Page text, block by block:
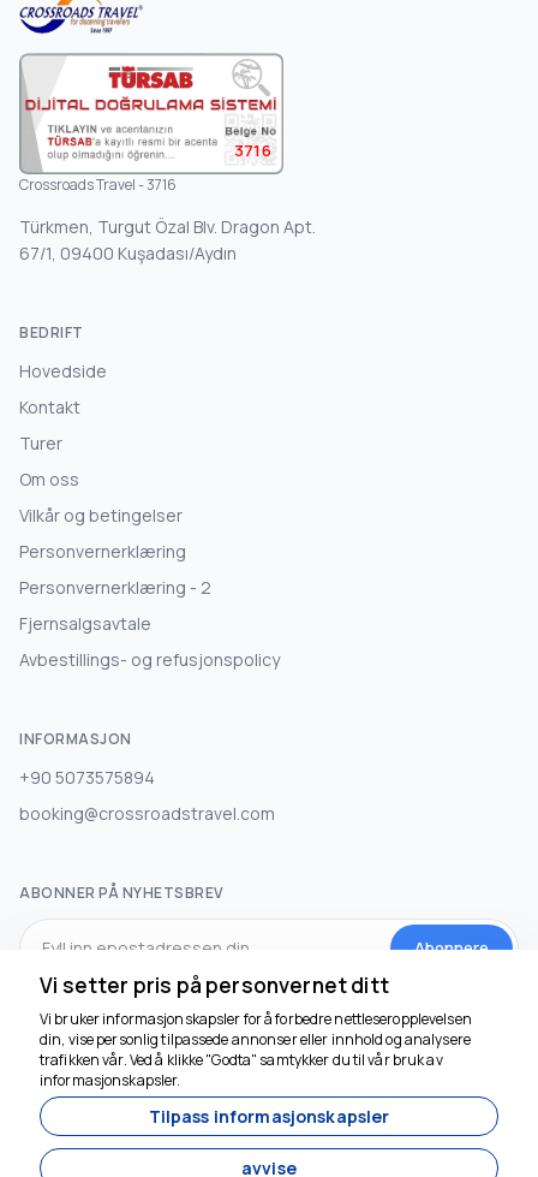
3716
Crossroads Travel - 3716
Türkmen, Turgut Özal Blv. Dragon Apt.
67/1, 09400 Kuşadası/Aydın
BEDRIFT
Hovedside
Kontakt
Turer
Om oss
Vilkår og betingelser
Personvernerklæring
Personvernerklæring - 2
Fjernsalgsavtale
Avbestillings- og refusjonspolicy
INFORMASJON
+90 5073575894
booking@crossroadstravel.com
ABONNER PÅ NYHETSBREV
Abonnere
SOSIALE MEDIER
Vi setter pris på personvernet ditt
Vi bruker informasjonskapsler for å forbedre nettleseropplevelsen
din, vise personlig tilpassede annonser eller innhold og analysere
trafikken vår. Ved å klikke "Godta" samtykker du til vår bruk av
informasjonskapsler.
Tilpass informasjonskapsler
avvise